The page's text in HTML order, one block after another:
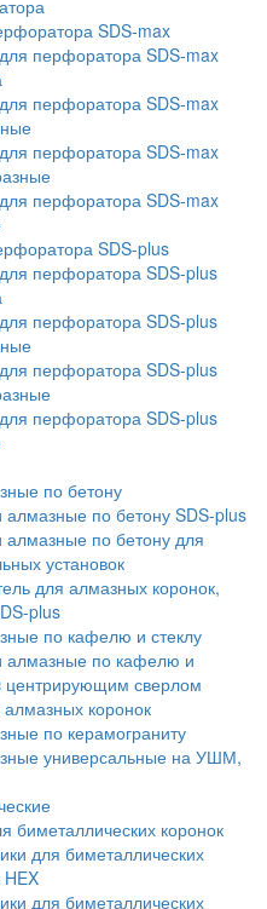
SDS-max
перфоратора SDS-max
перфоратора SDS-max
перфоратора SDS-max
перфоратора SDS-max
SDS-plus
перфоратора SDS-plus
перфоратора SDS-plus
перфоратора SDS-plus
перфоратора SDS-plus
по бетону
алмазные по бетону SDS-plus
алмазные по бетону для
установок
для алмазных коронок,
plus
по кафелю и стеклу
алмазные по кафелю и
центрирующим сверлом
коронок
по керамограниту
универсальные на УШМ,
биметаллических коронок
для биметаллических
HEX
для биметаллических